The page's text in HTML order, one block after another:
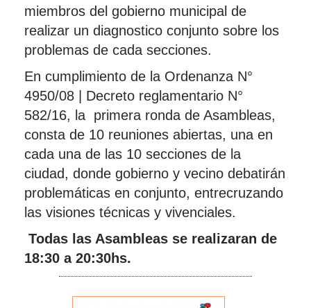
miembros del gobierno municipal de
realizar un diagnostico conjunto sobre los
problemas de cada secciones.
En cumplimiento de la Ordenanza N°
4950/08 | Decreto reglamentario N°
582/16, la primera ronda de Asambleas,
consta de 10 reuniones abiertas, una en
cada una de las 10 secciones de la
ciudad, donde gobierno y vecino debatirán
problemáticas en conjunto, entrecruzando
las visiones técnicas y vivenciales.
Todas las Asambleas se realizaran de
18:30 a 20:30hs.